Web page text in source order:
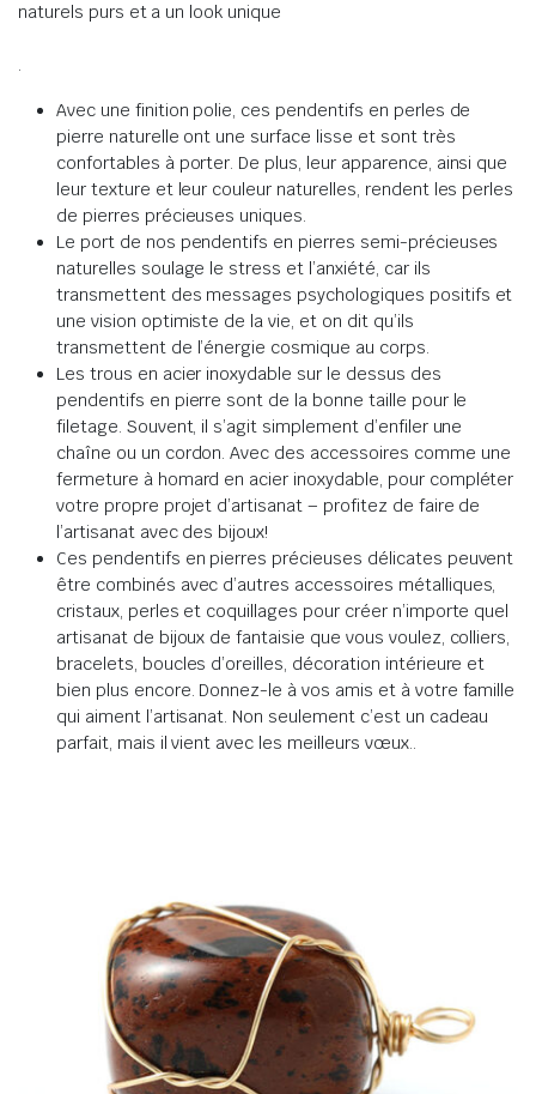
naturels purs et a un look unique
.
Avec une finition polie, ces pendentifs en perles de
pierre naturelle ont une surface lisse et sont très
confortables à porter. De plus, leur apparence, ainsi que
leur texture et leur couleur naturelles, rendent les perles
de pierres précieuses uniques.
Le port de nos pendentifs en pierres semi-précieuses
naturelles soulage le stress et l’anxiété, carils
transmettent des messages psychologiques positifs et
une vision optimiste de la vie, et on dit qu’ils
transmettent de l’énergie cosmique au corps.
Les trous en acier inoxydable sur le dessus des
pendentifs en pierre sont de la bonne taille pour le
filetage. Souvent, il s’agit simplement d’enfiler une
chaîne ou un cordon.Avec des accessoires comme une
fermeture à homard en acier inoxydable, pour compléter
votre propre projet d’artisanat – profitez de faire de
l’artisanat avec des bijoux!
Ces pendentifs en pierres précieuses délicates peuvent
être combinés avec d’autres accessoires métalliques,
cristaux, perles et coquillages pour créer n’importe quel
artisanat de bijoux de fantaisie que vous voulez, colliers,
bracelets, boucles d’oreilles, décoration intérieure et
bien plus encore. Donnez-le à vos amis et à votre famille
qui aiment l’artisanat. Non seulement c’est un cadeau
parfait, mais il vient avec les meilleurs vœux..